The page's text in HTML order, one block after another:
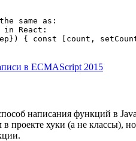
same as:
React:
{ const [count,
в ECMAScript 2015
написания функций в
в проекте хуки (а не